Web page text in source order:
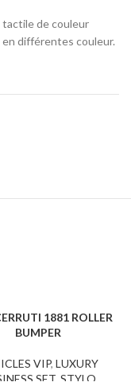
de couleur
différentes couleur.
1881 ROLLER
BUMPER
VIP, LUXURY
SET, STYLO